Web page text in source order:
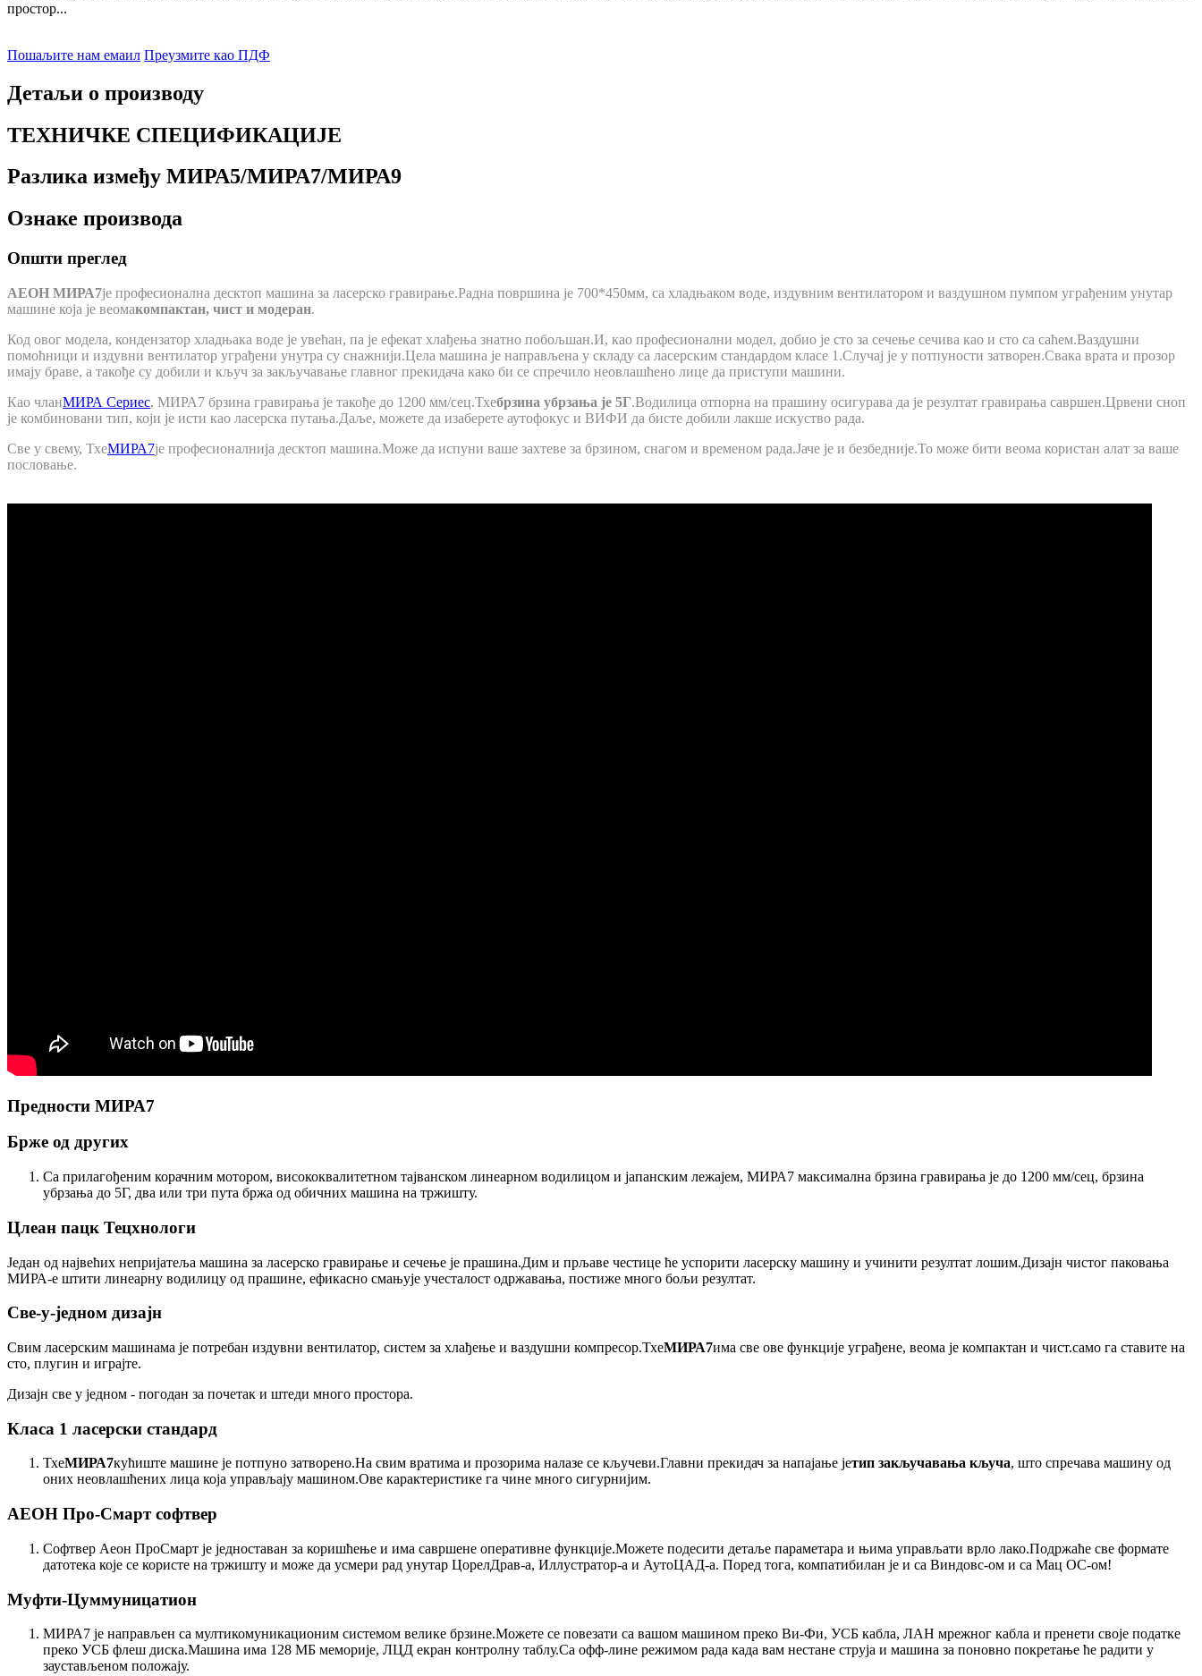
простор...
Пошаљите нам емаил Преузмите као ПДФ
Детаљи о производу
ТЕХНИЧКЕ СПЕЦИФИКАЦИЈЕ
Разлика између МИРА5/МИРА7/МИРА9
Ознаке производа
Општи преглед
АЕОН МИРА7је професионална десктоп машина за ласерско гравирање.Радна површина је 700*450мм, са хладњаком воде, издувним вентилатором и ваздушном пумпом уграђеним унутар
машине која је веомакомпактан, чист и модеран.
Код овог модела, кондензатор хладњака воде је увећан, па је ефекат хлађења знатно побољшан.И, као професионални модел, добио је сто за сечење сечива као и сто са саћем.Ваздушни
помоћници и издувни вентилатор уграђени унутра су снажнији.Цела машина је направљена у складу са ласерским стандардом класе 1.Случај је у потпуности затворен.Свака врата и прозор
имају браве, а такође су добили и кључ за закључавање главног прекидача како би се спречило неовлашћено лице да приступи машини.
Као чланМИРА Сериес, МИРА7 брзина гравирања је такође до 1200 мм/сец.Тхебрзина убрзања је 5Г.Водилица отпорна на прашину осигурава да је резултат гравирања савршен.Црвени сноп
је комбиновани тип, који је исти као ласерска путања.Даље, можете да изаберете аутофокус и ВИФИ да бисте добили лакше искуство рада.
Све у свему, ТхеМИРА7је професионалнија десктоп машина.Може да испуни ваше захтеве за брзином, снагом и временом рада.Јаче је и безбедније.То може бити веома користан алат за ваше
пословање.
Предности МИРА7
Брже од других
Са прилагођеним корачним мотором, висококвалитетном тајванском линеарном водилицом и јапанским лежајем, МИРА7 максимална брзина гравирања је до 1200 мм/сец, брзина
убрзања до 5Г, два или три пута бржа од обичних машина на тржишту.
Цлеан пацк Тецхнологи
Један од највећих непријатеља машина за ласерско гравирање и сечење је прашина.Дим и прљаве честице ће успорити ласерску машину и учинити резултат лошим.Дизајн чистог паковања
МИРА-е штити линеарну водилицу од прашине, ефикасно смањује учесталост одржавања, постиже много бољи резултат.
Све-у-једном дизајн
Свим ласерским машинама је потребан издувни вентилатор, систем за хлађење и ваздушни компресор.ТхеМИРА7има све ове функције уграђене, веома је компактан и чист.само га ставите на
сто, плугин и играјте.
Дизајн све у једном - погодан за почетак и штеди много простора.
Класа 1 ласерски стандард
ТхеМИРА7кућиште машине је потпуно затворено.На свим вратима и прозорима налазе се кључеви.Главни прекидач за напајање јетип закључавања кључа, што спречава машину од
оних неовлашћених лица која управљају машином.Ове карактеристике га чине много сигурнијим.
АЕОН Про-Смарт софтвер
Софтвер Аеон ПроСмарт је једноставан за коришћење и има савршене оперативне функције.Можете подесити детаље параметара и њима управљати врло лако.Подржаће све формате
датотека које се користе на тржишту и може да усмери рад унутар ЦорелДрав-а, Иллустратор-а и АутоЦАД-а. Поред тога, компатибилан је и са Виндовс-ом и са Мац ОС-ом!
Муфти-Цуммуницатион
МИРА7 је направљен са мултикомуникационим системом велике брзине.Можете се повезати са вашом машином преко Ви-Фи, УСБ кабла, ЛАН мрежног кабла и пренети своје податке
преко УСБ флеш диска.Машина има 128 МБ меморије, ЛЦД екран контролну таблу.Са офф-лине режимом рада када вам нестане струја и машина за поновно покретање ће радити у
заустављеном положају.